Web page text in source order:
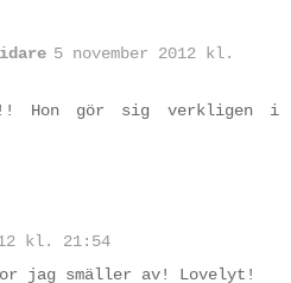
5 november 2012 kl.
Hon gör sig verkligen i
kl. 21:54
jag smäller av! Lovelyt!